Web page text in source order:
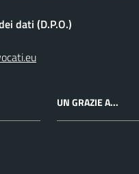
dati (D.P.O.)
UN GRAZIE A...